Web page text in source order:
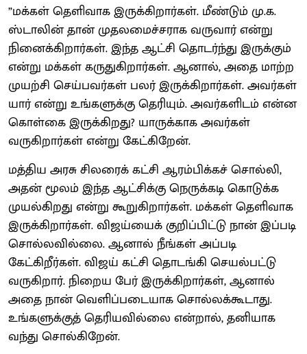
”மக்கள் தெளிவாக இருக்கிறார்கள். மீண்டும் மு.க.
ஸ்டாலின் தான் முதலமைச்சராக வருவார் என்று
நினைக்கிறார்கள். இந்த ஆட்சி தொடர்ந்து இருக்கும்
என்று மக்கள் கருதுகிறார்கள். ஆனால், அதை மாற்ற
முயற்சி செய்பவர்கள் பலர் இருக்கிறார்கள். அவர்கள்
யார் என்று உங்களுக்கு தெரியும். அவர்களிடம் என்ன
கொள்கை இருக்கிறது? யாருக்காக அவர்கள்
வருகிறார்கள் என்று கேட்கிறேன்.
மத்திய அரசு சிலரைக் கட்சி ஆரம்பிக்கச் சொல்லி,
அதன் மூலம் இந்த ஆட்சிக்கு நெருக்கடி கொடுக்க
முயல்கிறது என்று கூறுகிறார்கள். மக்கள் தெளிவாக
இருக்கிறார்கள். விஜய்யைக் குறிப்பிட்டு நான் இப்படி
சொல்லவில்லை. ஆனால் நீங்கள் அப்படி
கேட்கிறீர்கள். விஜய் கட்சி தொடங்கி செயல்பட்டு
வருகிறார். நிறைய பேர் இருக்கிறார்கள், ஆனால்
அதை நான் வெளிப்படையாக சொல்லக்கூடாது.
உங்களுக்குத் தெரியவில்லை என்றால், தனியாக
வந்து சொல்கிறேன்.